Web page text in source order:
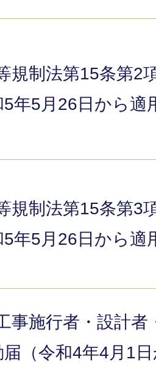
規制法第15条第2
5年5月26日から適
規制法第15条第3
5年5月26日から適
事施行者・設計者
届（令和4年4月1